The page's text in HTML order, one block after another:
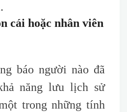
cái hoặc nhân viên
báo người nào đã
năng lưu lịch sử
trong những tính